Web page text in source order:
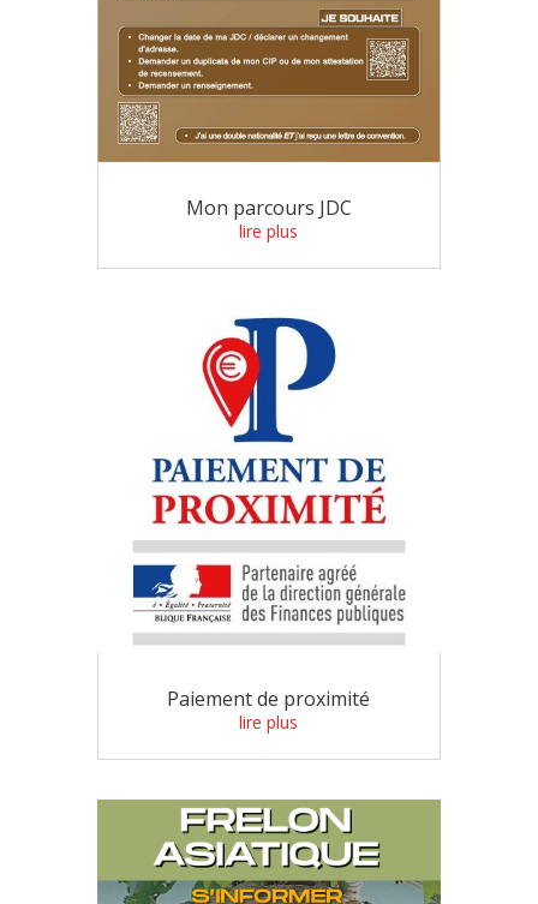
Mon parcours JDC
lire plus
Paiement de proximité
lire plus